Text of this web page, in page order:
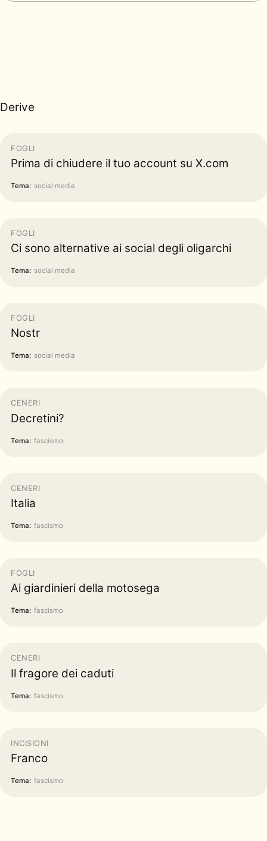
Derive
FOGLI
Prima di chiudere il tuo account su X.com
Tema: social media
FOGLI
Ci sono alternative ai social degli oligarchi
Tema: social media
FOGLI
Nostr
Tema: social media
CENERI
Decretini?
Tema: fascismo
CENERI
Italia
Tema: fascismo
FOGLI
Ai giardinieri della motosega
Tema: fascismo
CENERI
Il fragore dei caduti
Tema: fascismo
INCISIONI
Franco
Tema: fascismo